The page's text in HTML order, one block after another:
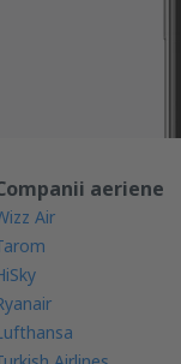
aeriene
Air